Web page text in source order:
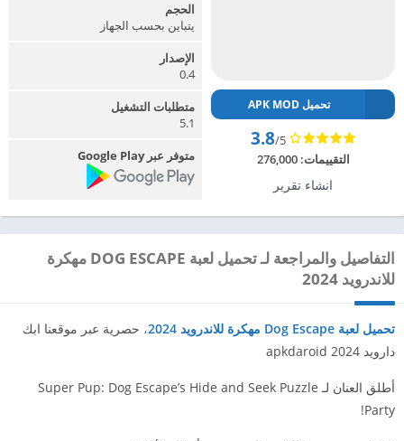
تحميل APK MOD
3.8/5
التقييمات:276,000
انشاء تقرير
الحجم
يتباين بحسب الجهاز
الإصدار
0.4
متطلبات التشغيل
5.1
متوفر عبر Google Play
التفاصيل والمراجعة لـ تحميل لعبة DOG ESCAPE مهكرة
للاندرويد 2024
تحميل لعبة Dog Escape مهكرة للاندرويد 2024 ، حصرية عبر موقعنا ابك
دارويد 2024 apkdaroid
أطلق العنان لـ Super Pup: Dog Escape’s Hide and Seek Puzzle
Party!